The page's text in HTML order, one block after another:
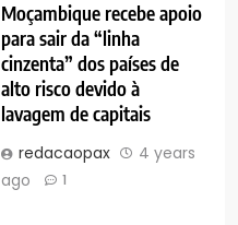
Moçambique recebe apoio
para sair da “linha
cinzenta” dos países de
alto risco devido à
lavagem de capitais
redacaopax
4 years
ago
1